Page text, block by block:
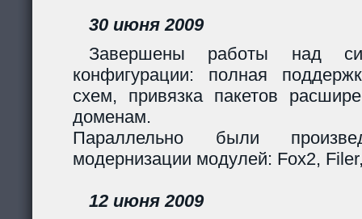
30 июня 2009
Завершены работы над
конфигурации: полная
схем, привязка пакетов
доменам.
Параллельно были
модернизации модулей: Fox2,
12 июня 2009